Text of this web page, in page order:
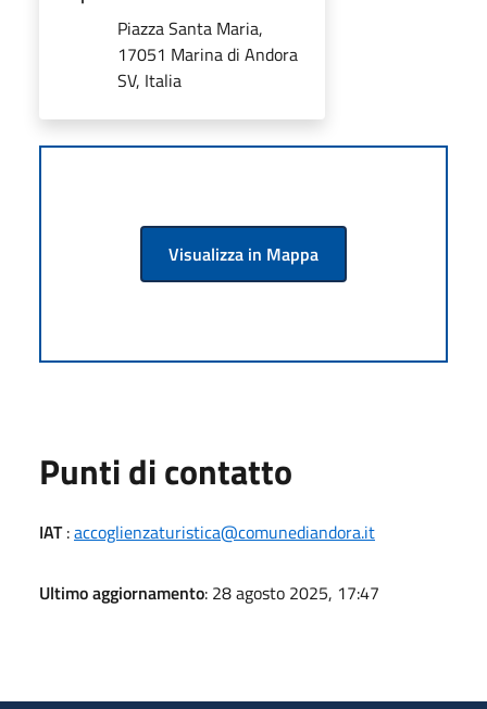
Piazza Santa Maria,
17051 Marina di Andora
SV, Italia
Visualizza in Mappa
Punti di contatto
IAT:accoglienzaturistica@comunediandora.it
Ultimo aggiornamento: 28 agosto 2025, 17:47